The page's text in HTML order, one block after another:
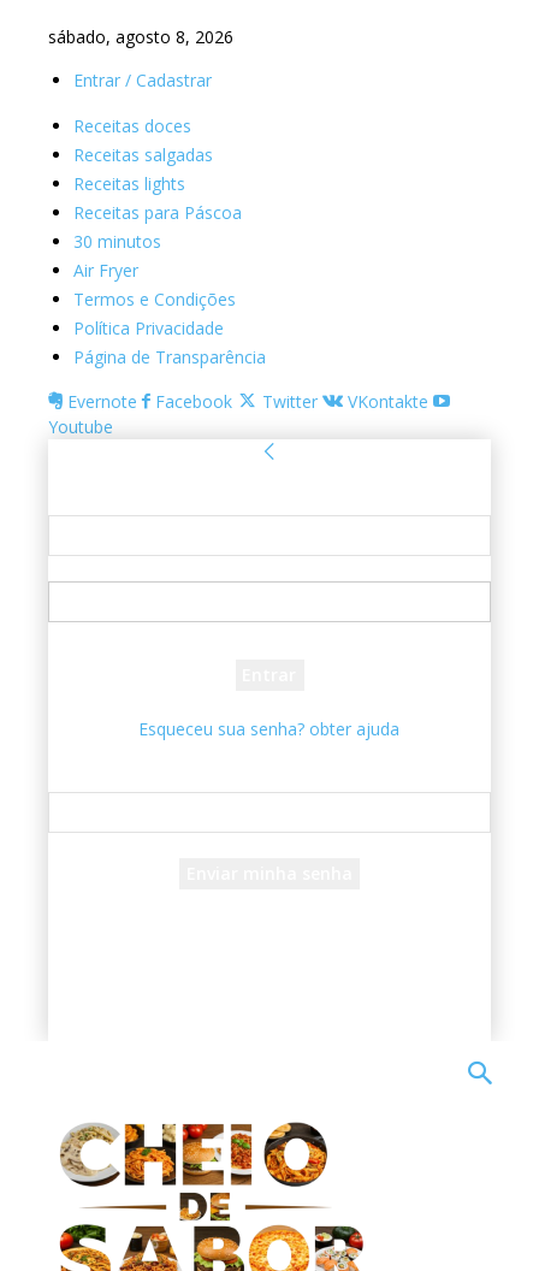
sábado, agosto 8, 2026
Entrar / Cadastrar
Receitas doces
Receitas salgadas
Receitas lights
Receitas para Páscoa
30 minutos
Air Fryer
Termos e Condições
Política Privacidade
Página de Transparência
Evernote
Facebook Twitter
VKontakte
Youtube
Esqueceu sua senha? obter ajuda